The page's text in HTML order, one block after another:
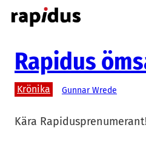
Hoppa
till
Rapidus
Krönika Gunnar Wrede
Kära